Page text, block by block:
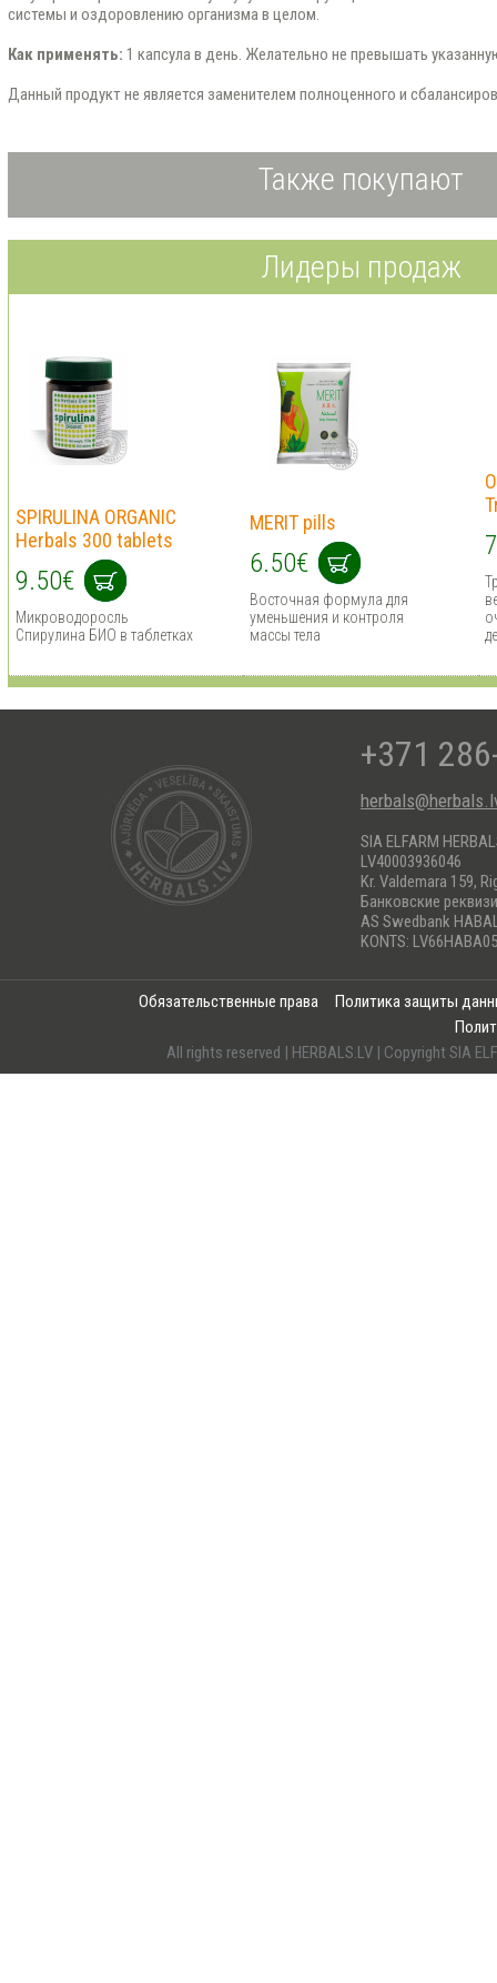
системы и оздоровлению организма в целом.
Как применять: 1 капсула в день. Желательно не превышать
Данный продукт не является заменителем полноценного и
Также покупают
Лидеры продаж
SPIRULINA ORGANIC
Herbals 300 tablets
9.50€
Микроводоросль
Спирулина БИО в таблетках
MERIT pills
6.50€
Восточная формула для
уменьшения и контроля
массы тела
+371
SIA ELFARM
LV40003936046
Kr. Valdemara 159,
Банковские
AS Swedbank
KONTS:
Обязательственные права
Политика защиты
All rights reserved | HERBALS.LV | Copyright SIA